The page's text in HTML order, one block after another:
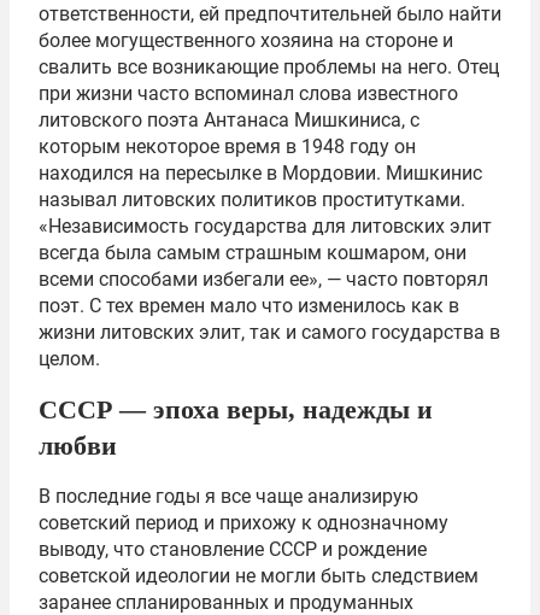
ответственности, ей предпочтительней было найти
более могущественного хозяина на стороне и
свалить все возникающие проблемы на него. Отец
при жизни часто вспоминал слова известного
литовского поэта Антанаса Мишкиниса, с
которым некоторое время в 1948 году он
находился на пересылке в Мордовии. Мишкинис
называл литовских политиков проститутками.
«Независимость государства для литовских элит
всегда была самым страшным кошмаром, они
всеми способами избегали ее», — часто повторял
поэт. С тех времен мало что изменилось как в
жизни литовских элит, так и самого государства в
целом.
СССР — эпоха веры, надежды и
любви
В последние годы я все чаще анализирую
советский период и прихожу к однозначному
выводу, что становление СССР и рождение
советской идеологии не могли быть следствием
заранее спланированных и продуманных